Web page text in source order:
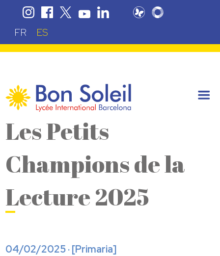
FR ES
Les Petits
Champions de la
Lecture 2025
04/02/2025 · [Primaria]